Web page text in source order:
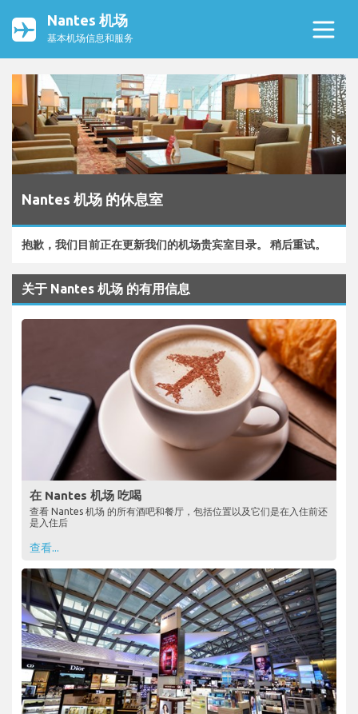
Nantes 机场
基本机场信息和服务
Nantes 机场 的休息室
抱歉，我们目前正在更新我们的机场贵宾室目录。 稍后重试。
关于 Nantes 机场 的有用信息
在 Nantes 机场 吃喝
查看 Nantes 机场 的所有酒吧和餐厅，包括位置以及它们是在入住前还
是入住后
查看...